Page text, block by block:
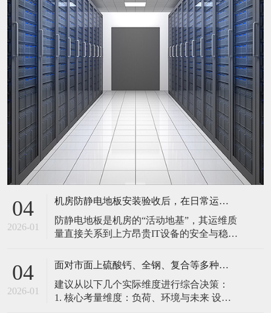
04
2026-01
机房防静电地板安装验收后，在日常运维中常常被忽视。请问，一套规范的、可操作的维护规程应包含哪些内容？有哪些“小问题”若不及时处理，会演变成“大故障”？
防静电地板是机房的“活动地基”，其运维质
量直接关系到上方昂贵IT设备的安全与稳
修，是保障其长期可靠的关键。 1. 建立分
由值班工程师执行）： 观： 巡检时观察地
面有无明显的水渍、油污或其它液体泼
04
2026-01
面对市面上硫酸钙、全钢、复合等多种类型的机房防静电地板，我们该如何科学选型？除了预算，更应该从哪些实际维度进行考量，以避免“过度配置”或“配置不足”？
建议从以下几个实际维度进行综合决策：
1. 核心考量维度：负荷、环境与未来 设备